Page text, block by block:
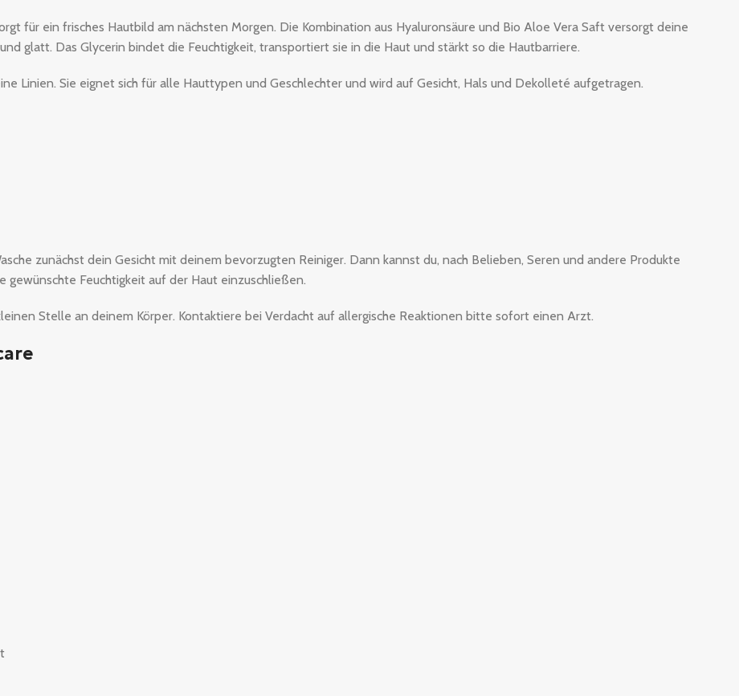
für ein frisches Hautbild am nächsten Morgen. Die Kombination aus Hyaluronsäure und Bio Aloe Vera Saft versorgt deine
glatt. Das Glycerin bindet die Feuchtigkeit, transportiert sie in die Haut und stärkt so die Hautbarriere.
Linien. Sie eignet sich für alle Hauttypen und Geschlechter und wird auf Gesicht, Hals und Dekolleté aufgetragen.
zunächst dein Gesicht mit deinem bevorzugten Reiniger. Dann kannst du, nach Belieben, Seren und andere Produkte
gewünschte Feuchtigkeit auf der Haut einzuschließen.
Stelle an deinem Körper. Kontaktiere bei Verdacht auf allergische Reaktionen bitte sofort einen Arzt.